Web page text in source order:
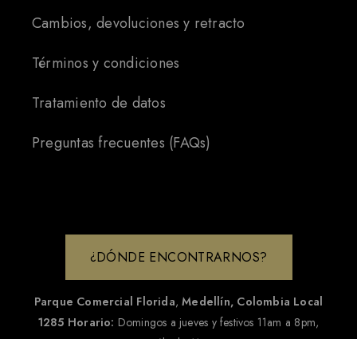
Cambios, devoluciones y retracto
Términos y condiciones
Tratamiento de datos
Preguntas frecuentes (FAQs)
¿DÓNDE ENCONTRARNOS?
Parque Comercial Florida,Medellín, Colombia Local
1285 Horario: Domingos a jueves y festivos 11am a 8pm,